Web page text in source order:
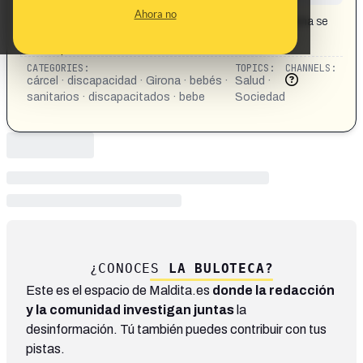
Ahora no
Una doctora y dos comadronas de un hospital de Girona se
CATEGORIES:
cárcel · discapacidad · Girona · bebés ·
sanitarios · discapacitados · bebe
TOPICS:
Salud ·
Sociedad
CHANNELS:
¿CONOCES LA BULOTECA?
Este es el espacio de Maldita.es donde la redacción
y la comunidad investigan juntas la
desinformación. Tú también puedes contribuir con tus
pistas.